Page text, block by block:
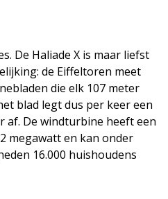
De Haliade X is maar liefst
de Eiffeltoren meet
die elk 107 meter
blad legt dus per keer een
af. De windturbine heeft een
megawatt en kan onder
16.000 huishoudens